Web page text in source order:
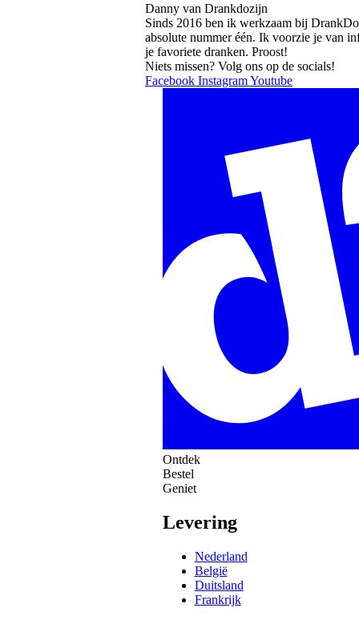
Danny van Drankdozijn
Sinds 2016 ben ik werkzaam bij
absolute nummer één. Ik voorzie je van
je favoriete dranken. Proost!
Niets missen? Volg ons op de socials!
Facebook InstagramYoutube
Ontdek
Bestel
Geniet
Levering
Nederland
België
Duitsland
Frankrijk